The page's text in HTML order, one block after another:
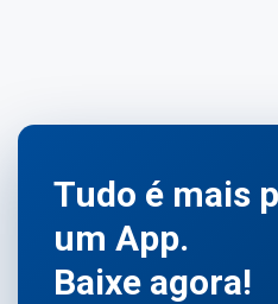
Tudo é mais
um App.
Baixe agora!